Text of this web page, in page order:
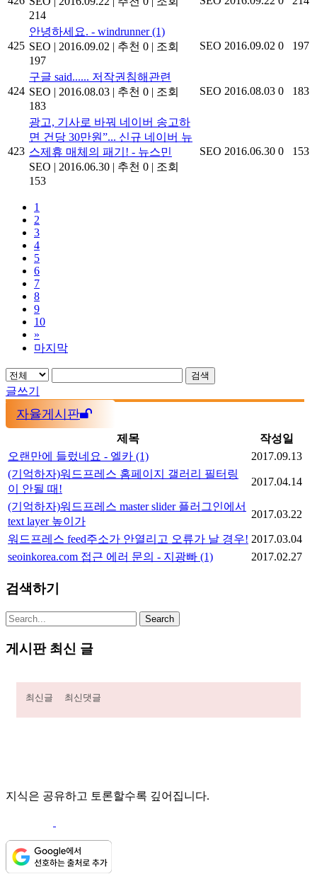
214
425
안녕하세요. - windrunner(1)
SEO | 2016.09.02 | 추천 0 | 조회
197
SEO 2016.09.02 0 197
424
구글 said...... 저작권침해관련
SEO | 2016.08.03 | 추천 0 | 조회
183
SEO 2016.08.03 0 183
423
광고, 기사로 바꿔 네이버 송고하
면 건당 30만원”... 신규 네이버 뉴
스제휴 매체의 패기! - 뉴스민
SEO | 2016.06.30 | 추천 0 | 조회
153
SEO 2016.06.30 0 153
1
2
3
4
5
6
7
8
9
10
»
마지막
검색
글쓰기
자율게시판
제목
작성일
오랜만에 들렀네요 - 엘카 (1)
2017.09.13
(기억하자)워드프레스 홈페이지 갤러리 필터링
이 안될 때!
2017.04.14
(기억하자)워드프레스 master slider 플러그인에서
text layer 높이가
2017.03.22
워드프레스 feed주소가 안열리고 오류가 날 경우! 2017.03.04
seoinkorea.com 접근 에러 문의 - 지광빠 (1) 2017.02.27
검색하기
게시판 최신 글
최신글 최신댓글
지식은 공유하고 토론할수록 깊어집니다.